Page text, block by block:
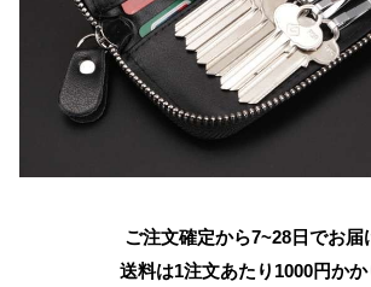
ご注文確定から7~28日でお届
送料は1注文あたり 1000円か